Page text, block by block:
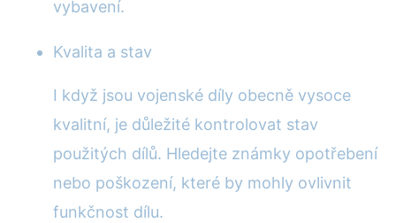
vybavení.
Kvalita a stav
I když jsou vojenské díly obecně vysoce
kvalitní, je důležité kontrolovat stav
použitých dílů. Hledejte známky opotřebení
nebo poškození, které by mohly ovlivnit
funkčnost dílu.